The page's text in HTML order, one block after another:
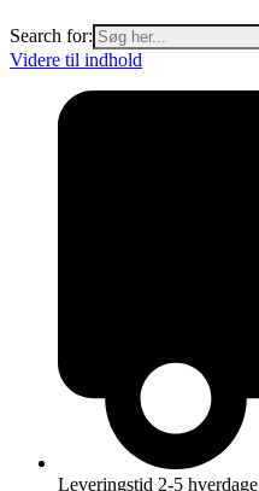
Search for:
Videre til indhold
Leveringstid 2-5 hverdage